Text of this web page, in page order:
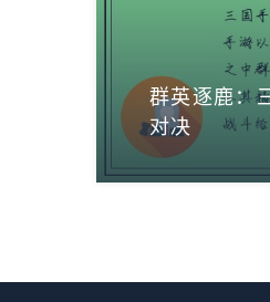
群英逐鹿：
对决